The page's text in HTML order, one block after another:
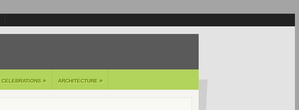
CELEBRATIONS » ARCHITECTURE »